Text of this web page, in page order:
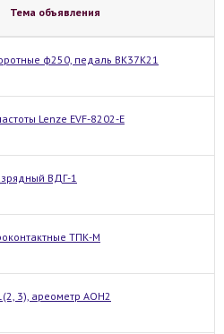
Тема объявления
ф250, педаль ВК37К21
Lenze EVF-8202-E
ВДГ-1
ТПК-М
3), ареометр АОН2